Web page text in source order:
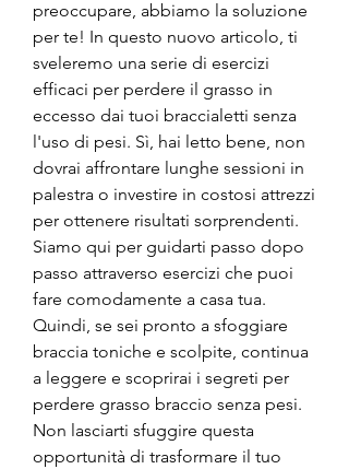
preoccupare, abbiamo la soluzione
per te! In questo nuovo articolo, ti
sveleremo una serie di esercizi
efficaci per perdere il grasso in
eccesso dai tuoi braccialetti senza
l'uso di pesi. Sì, hai letto bene, non
dovrai affrontare lunghe sessioni in
palestra o investire in costosi attrezzi
per ottenere risultati sorprendenti.
Siamo qui per guidarti passo dopo
passo attraverso esercizi che puoi
fare comodamente a casa tua.
Quindi, se sei pronto a sfoggiare
braccia toniche e scolpite, continua
a leggere e scoprirai i segreti per
perdere grasso braccio senza pesi.
Non lasciarti sfuggire questa
opportunità di trasformare il tuo